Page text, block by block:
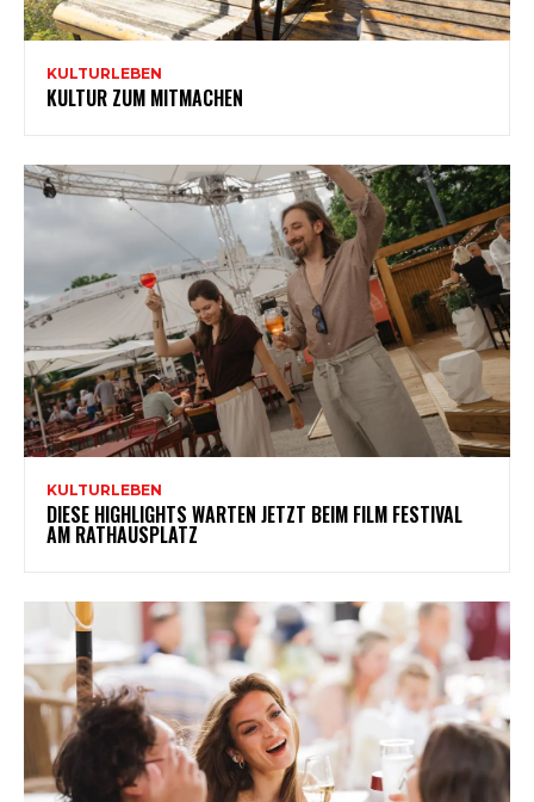
KULTURLEBEN
KULTUR ZUM MITMACHEN
KULTURLEBEN
DIESE HIGHLIGHTS WARTEN JETZT BEIM FILM FESTIVAL
AM RATHAUSPLATZ